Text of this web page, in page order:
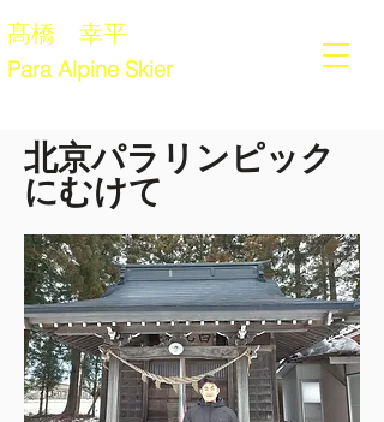
髙橋 幸平
Para Alpine Skier
​北京パラリンピック
にむけて